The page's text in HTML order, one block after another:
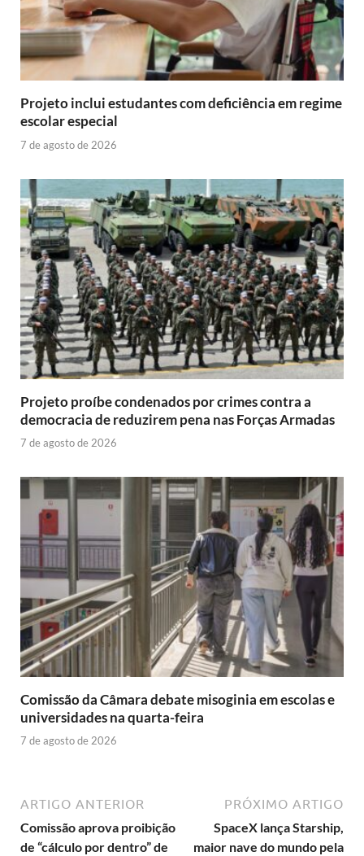
Projeto inclui estudantes com deficiência em regime
escolar especial
7 de agosto de 2026
Projeto proíbe condenados por crimes contra a
democracia de reduzirem pena nas Forças Armadas
7 de agosto de 2026
Comissão da Câmara debate misoginia em escolas e
universidades na quarta-feira
7 de agosto de 2026
ARTIGO ANTERIOR
Comissão aprova proibição
de “cálculo por dentro” de
PRÓXIMO ARTIGO
SpaceX lança Starship,
maior nave do mundo pela